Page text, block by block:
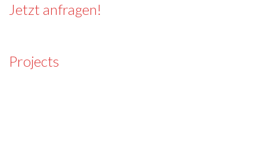
Jetzt anfragen!
Projects